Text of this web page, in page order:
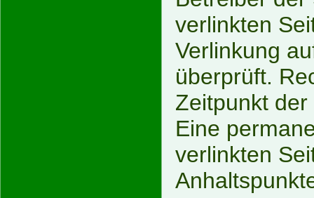
verlinkten
Verlinkung
überprüft.
Zeitpunkt
Eine
verlinkten